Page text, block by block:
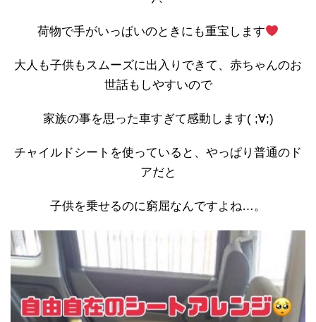
荷物で手がいっぱいのときにも重宝します
大人も子供もスムーズに出入りできて、赤ちゃんのお
世話もしやすいので
家族の事を思った車すぎて感動します( ;∀;)
チャイルドシートを使っていると、やっぱり普通のド
アだと
子供を乗せるのに窮屈なんですよね…。